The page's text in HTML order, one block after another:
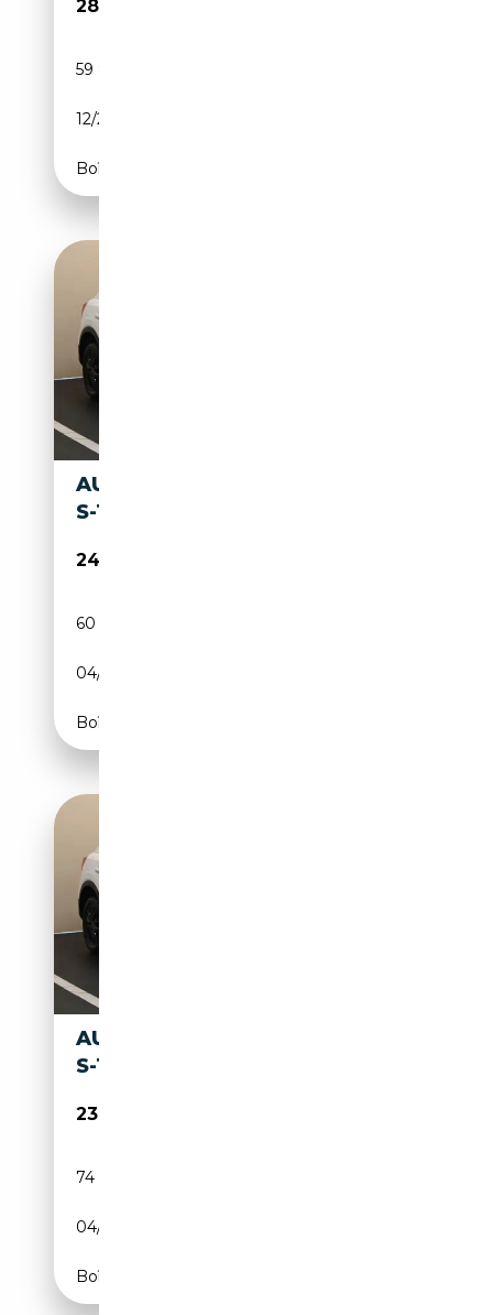
28 490€
59 800 km
12/2022
Boîte automatique
AUDI Q2 Q2 35 TDI QUATTRO
S-TRONIC
24 300€
60 000 km
04/2022
Boîte automatique
AUDI Q2 Q2 35 TDI QUATTRO
S-TRONIC
23 900€
74 000 km
04/2022
Boîte automatique